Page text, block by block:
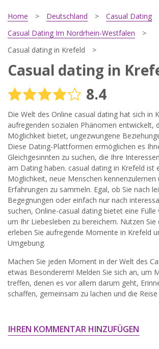
Schritt
Deine E-Mail?
Mit meiner Anmeldung erkläre ich mich mit
Nutzungsbedingungenund der
einverstanden. Ich erhalte Informationen
Betreibers per E-Mail, der Zusendung kann
widersprechen.
JETZT
Home Deutschland
Casual Dating
Casual Dating Im Nordrhein-Westfalen
Casual dating in Krefeld
Casual dating in
8.4
Die Welt des Online сasual dating hat sich in
aufregenden sozialen Phänomen entwickelt,
Möglichkeit bietet, ungezwungene
Diese Dating-Plattformen ermöglichen es
Gleichgesinnten zu suchen, die Ihre
am Dating haben. сasual dating in Krefeld ist
Möglichkeit, neue Menschen kennenzulernen
Erfahrungen zu sammeln. Egal, ob Sie nach
Begegnungen oder einfach nur nach
suchen, Online-сasual dating bietet eine
um Ihr Liebesleben zu bereichern. Nutzen Sie
erleben Sie aufregende Momente in Krefeld
Umgebung.
Machen Sie jeden Moment in der Welt des
etwas Besonderem! Melden Sie sich an, um
treffen, denen es vor allem darum geht,
schaffen, gemeinsam zu lachen und die
IHREN KOMMENTAR HINZUFÜGEN